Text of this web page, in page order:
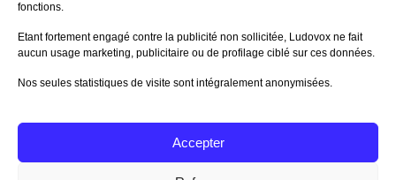
fonctions.
Etant fortement engagé contre la publicité non sollicitée, Ludovox ne fait
aucun usage marketing, publicitaire ou de profilage ciblé sur ces données.
Nos seules statistiques de visite sont intégralement anonymisées.
Accepter
Sur le jeu Detective Box - Ciao
Bella